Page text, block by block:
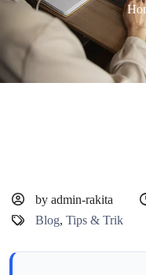
by admin-rakita
Blog,Tips & Trik